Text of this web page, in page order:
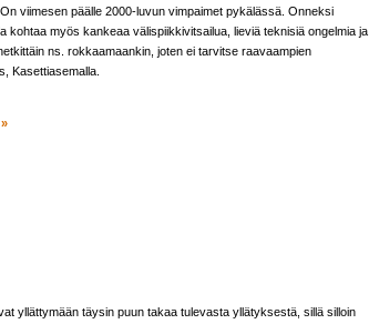
viimesen päälle 2000-luvun vimpaimet pykälässä. Onneksi
kohtaa myös kankeaa välispiikkivitsailua, lieviä teknisiä ongelmia ja
ns. rokkaamaankin, joten ei tarvitse raavaampien
Kasettiasemalla.
yllättymään täysin puun takaa tulevasta yllätyksestä, sillä silloin